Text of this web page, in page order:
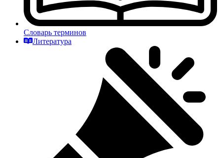
Словарь терминов
Литература